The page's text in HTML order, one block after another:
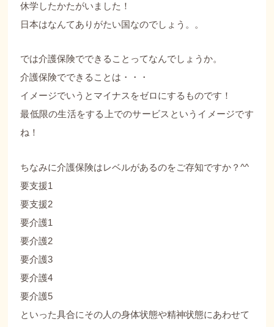
休学したかたがいました！
日本はなんてありがたい国なのでしょう。。
では介護保険でできることってなんでしょうか。
介護保険でできることは・・・
イメージでいうとマイナスをゼロにするものです！
最低限の生活をする上でのサービスというイメージです
ね！
ちなみに介護保険はレベルがあるのをご存知ですか？^^
要支援1
要支援2
要介護1
要介護2
要介護3
要介護4
要介護5
といった具合にその人の身体状態や精神状態にあわせて